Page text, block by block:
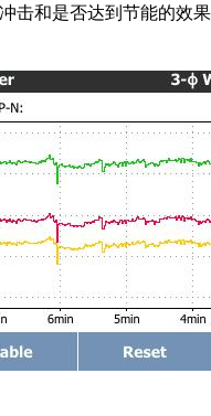
击和是否达到节能的效